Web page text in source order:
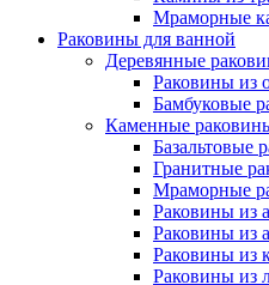
Мраморные
Раковины для ванной
Деревянные
Раковины из
Бамбуковые
Каменные
Базальтовые
Гранитные
Мраморные
Раковины из
Раковины из
Раковины из
Раковины из